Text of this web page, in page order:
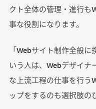
クト全体の管理・進行も
事な役割になります。
「Webサイト制作全般
いう人は、Webデザイナ
な上流工程の仕事を行う
ップをするのも選択肢の